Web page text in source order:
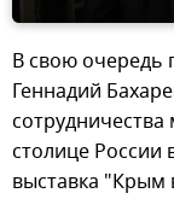
В свою очередь
Геннадий
столице России
выставка